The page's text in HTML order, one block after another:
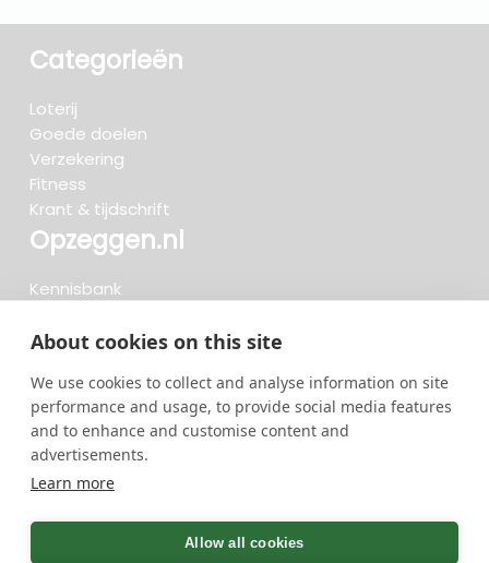
About cookies on this site
We use cookies to collect and analyse information on site
performance and usage, to provide social media features
and to enhance and customise content and
advertisements.
Learn more
Allow all cookies
Categorieën
Loterij
Goede doelen
Verzekering
Fitness
Krant & tijdschrift
Opzeggen.nl
Kennisbank
Beoordelingen
Meteen opzeggen
734 opzeggingen afgelopen 30 dagen - 3.666.127
opzeggingen in totaal